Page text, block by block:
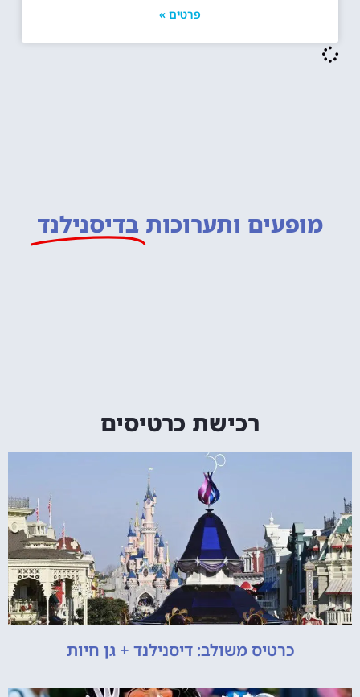
פרטים »
מופעים ותערוכות בדיסנילנד
רכישת כרטיסים
כרטיס משולב: דיסנילנד + גן חיות